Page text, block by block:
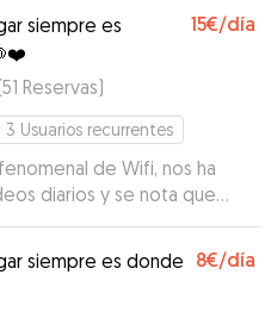
siempre es
15€/día
51 Reservas)
3 Usuarios recurrentes
de Wifi, nos ha
diarios y se nota que
perros y se entrega :) si lo
siempre es donde 8€/día